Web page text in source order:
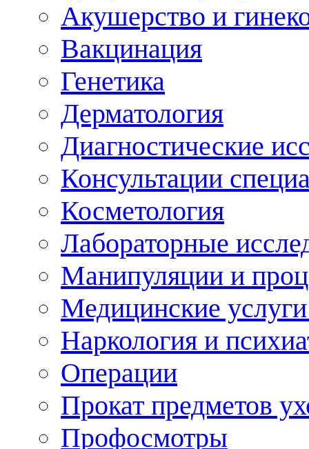
Акушерство и
Вакцинация
Генетика
Дерматология
Диагностические
Консультации
Косметология
Лабораторные
Манипуляции и
Медицинские
Наркология и
Операции
Прокат предметов
Профосмотры